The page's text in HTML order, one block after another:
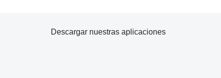
Descargar nuestras aplicaciones